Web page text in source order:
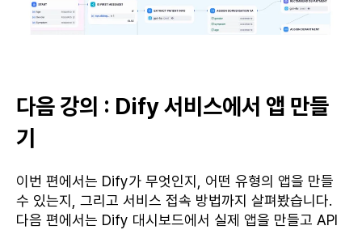
다음 강의 : Dify 서비스에서 앱 만들
기
이번 편에서는 Dify가 무엇인지, 어떤 유형의 앱을 만들
수 있는지, 그리고 서비스 접속 방법까지 살펴봤습니다.
다음 편에서는 Dify 대시보드에서 실제 앱을 만들고 API